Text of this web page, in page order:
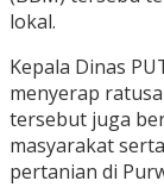
lokal.
Kepala Dinas
menyerap
tersebut juga
masyarakat
pertanian di